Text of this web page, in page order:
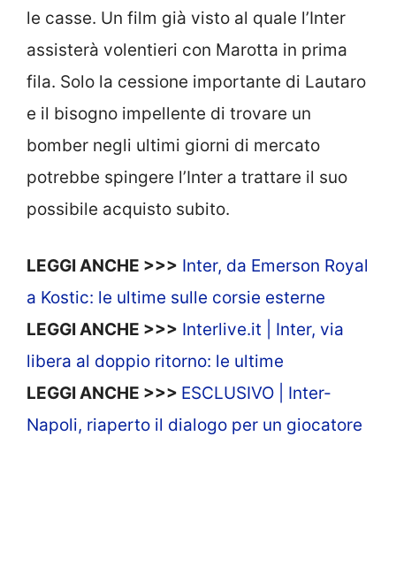
le casse. Un film già visto al quale l’Inter
assisterà volentieri con Marotta in prima
fila. Solo la cessione importante di Lautaro
e il bisogno impellente di trovare un
bomber negli ultimi giorni di mercato
potrebbe spingere l’Inter a trattare il suo
possibile acquisto subito.
LEGGI ANCHE >>> Inter, da Emerson Royal
a Kostic: le ultime sulle corsie esterne
LEGGI ANCHE >>> Interlive.it | Inter, via
libera al doppio ritorno: le ultime
LEGGI ANCHE >>> ESCLUSIVO | Inter-
Napoli, riaperto il dialogo per un giocatore